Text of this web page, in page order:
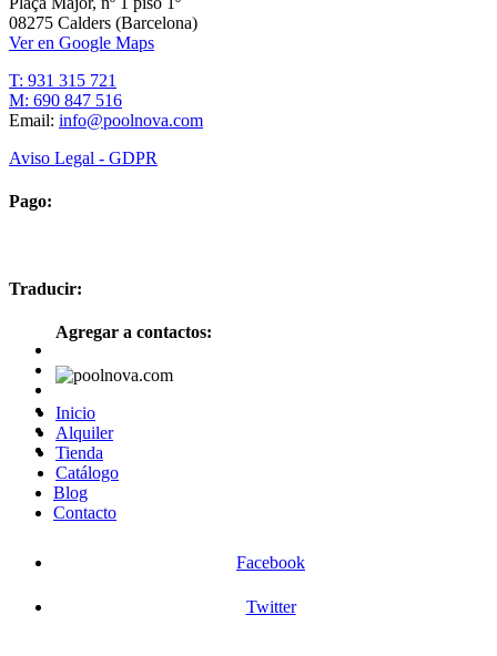
08275 Calders (Barcelona)
Ver en Google Maps
T: 931 315 721
M: 690 847 516
Email: info@poolnova.com
Aviso Legal - GDPR
Pago:
Traducir:
Agregar a contactos:
Inicio
Alquiler
Tienda
Catálogo
Blog
Contacto
Facebook
Twitter